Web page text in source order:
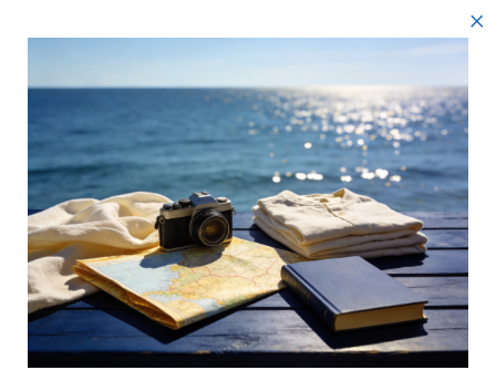
PLYNOVÁ ZAŘÍZENÍ 4 PA TEST
TPG 704 01
Tyto webové stránky ukládají v souladu se zákony na vaše
zařízení soubory, obecně nazývané cookies. Používáním
těchto stránek s tím vyjadřujete souhlas.
Technické cookies
Analytické cookies
×